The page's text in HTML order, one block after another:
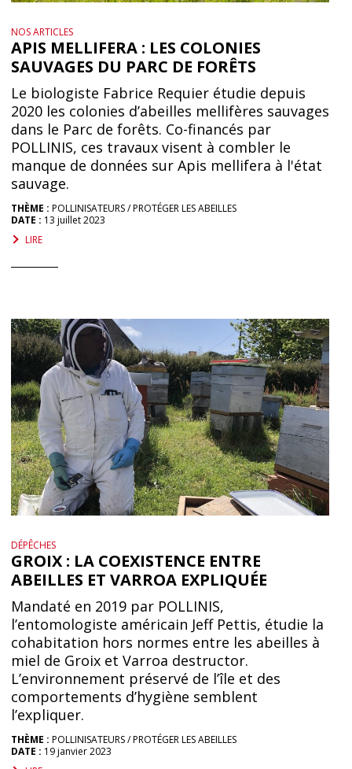
NOS ARTICLES
APIS MELLIFERA : LES COLONIES
SAUVAGES DU PARC DE FORÊTS
Le biologiste Fabrice Requier étudie depuis
2020 les colonies d’abeilles mellifères sauvages
dans le Parc de forêts. Co-financés par
POLLINIS, ces travaux visent à combler le
manque de données sur Apis mellifera à l'état
sauvage.
THÈME : POLLINISATEURS PROTÉGER LES ABEILLES
DATE : 13 juillet 2023
LIRE
DÉPÊCHES
GROIX : LA COEXISTENCE ENTRE
ABEILLES ET VARROA EXPLIQUÉE
Mandaté en 2019 par POLLINIS,
l’entomologiste américain Jeff Pettis, étudie la
cohabitation hors normes entre les abeilles à
miel de Groix et Varroa destructor.
L’environnement préservé de l’île et des
comportements d’hygiène semblent
l’expliquer.
THÈME : POLLINISATEURS PROTÉGER LES ABEILLES
DATE : 19 janvier 2023